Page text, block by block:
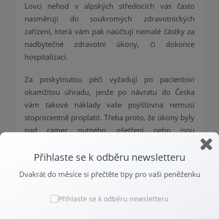
Lovci nehod v alpských střediscích vás často
nasměrují do soukromých zdravotnických
zařízení, která vám pak naúčtují nemalé částky za
nadbytečné zdravotní úkony, či dokonce
hospitalizaci.
Za poskytnutou péči vyžadují po pacientovi
okamžitou úhradu, jenže po návratu do Česka
vám takové náklady vaše pojišťovna nemusí
stoprocentně proplatit. Třeba proto, že úkony byly
nad rámec nutného ošetření nebo jsou
Asistenční služba vám pomůže
zranění vás, vašich blízkých nebo vaší vinou i
Přihlaste se k odběru newsletteru
Dvakrát do měsíce si přečtěte tipy pro vaši peněženku